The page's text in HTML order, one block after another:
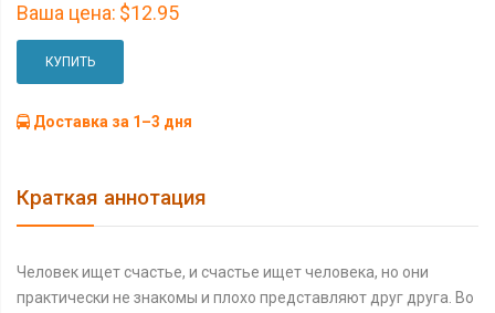
Ваша цена: $12.95
КУПИТЬ
Доставка за 1–3 дня
Краткая аннотация
Человек ищет счастье, и счастье ищет человека, но они
практически не знакомы и плохо представляют друг друга. Во